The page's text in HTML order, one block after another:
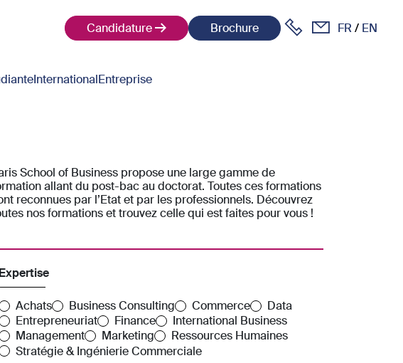
Candidature
Brochure FR EN
InternationalEntreprise
School of Business propose une large gamme de
allant du post-bac au doctorat. Toutes ces formations
reconnues par l’Etat et par les professionnels. Découvrez
nos formations et trouvez celle qui est faites pour vous !
Expertise
Achats Business Consulting Commerce
Data
Entrepreneuriat
Finance
International Business
Management
Marketing
Ressources Humaines
Stratégie & Ingénierie Commerciale